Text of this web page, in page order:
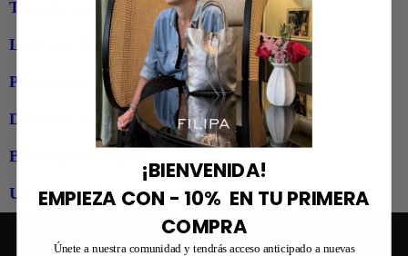
Trenchs verdes
Look con Adidas Samba y Coco negro
Pañoletas a los hombros
Doble faz, un toque rojo y Cora verde jade
Barrel jeans negros
Un combo top y Lisa negro
¡BIENVENIDA!
EMPIEZA CON - 10% EN TU PRIMERA
COMPRA
Únete a nuestra comunidad y tendrás acceso anticipado a nuevas